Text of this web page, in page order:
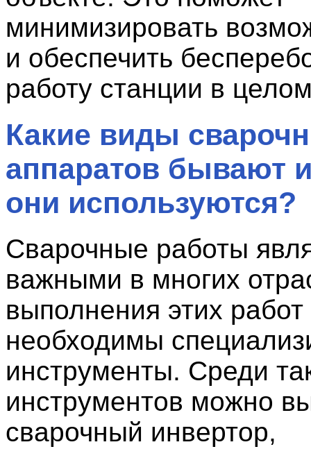
минимизировать
и обеспечить
работу станции в
Какие виды
аппаратов бывают
они используются?
Сварочные работы
важными в многих
выполнения этих работ
необходимы
инструменты. Среди
инструментов можно
сварочный инвертор,